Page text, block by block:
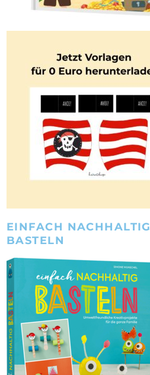
EINFACH NACHHALTIG
BASTELN